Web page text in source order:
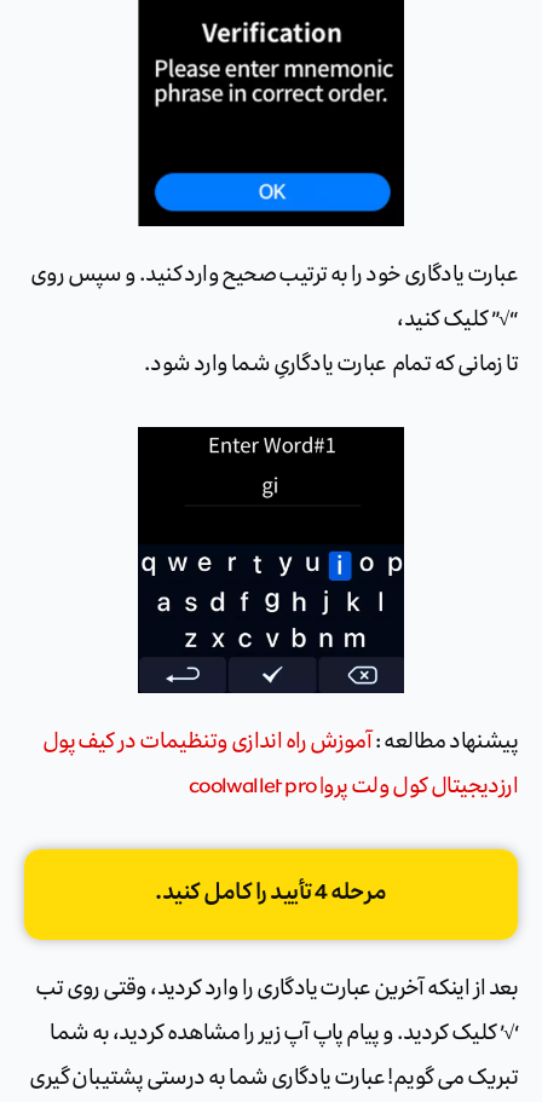
عبارت یادگاری خود را به ترتیب صحیح وارد کنید. و سپس روی
“√” کلیک کنید،
تا زمانی که تمام عبارت یادگاریِ شما وارد شود.
پیشنهاد مطالعه : آموزش راه اندازی وتنظیمات در کیف پول
ارزدیجیتال کول ولت پرو| coolwallet pro
مرحله 4 تأیید را کامل کنید.
بعد از اینکه آخرین عبارت یادگاری را وارد کردید، وقتی روی تب
‘√’ کلیک کردید. و پیام پاپ آپ زیر را مشاهده کردید، به شما
تبریک می گویم! عبارت یادگاری شما به درستی پشتیبان گیری